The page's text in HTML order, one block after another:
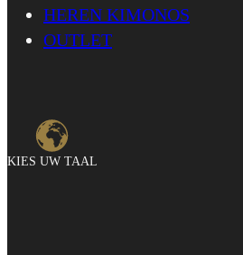
HEREN KIMONOS
OUTLET
KIES UW TAAL